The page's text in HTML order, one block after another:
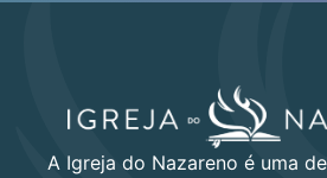
A Igreja do Nazareno é uma